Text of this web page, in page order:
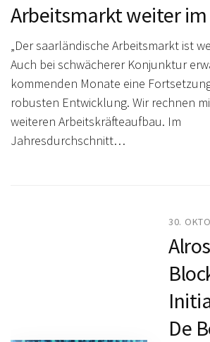
Arbeitsmarkt weiter
„Der saarländische Arbeitsmarkt ist
Auch bei schwächerer Konjunktur
kommenden Monate eine
robusten Entwicklung. Wir rechnen
weiteren Arbeitskräfteaufbau. Im
Jahresdurchschnitt…
30.
De